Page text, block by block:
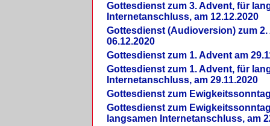
Gottesdienst zum 3. Advent, für
Internetanschluss, am 12.12.2020
Gottesdienst (Audioversion) zum 2.
06.12.2020
Gottesdienst zum 1. Advent am
Gottesdienst zum 1. Advent, für
Internetanschluss, am 29.11.2020
Gottesdienst zum
Gottesdienst zum
langsamen Internetanschluss, am